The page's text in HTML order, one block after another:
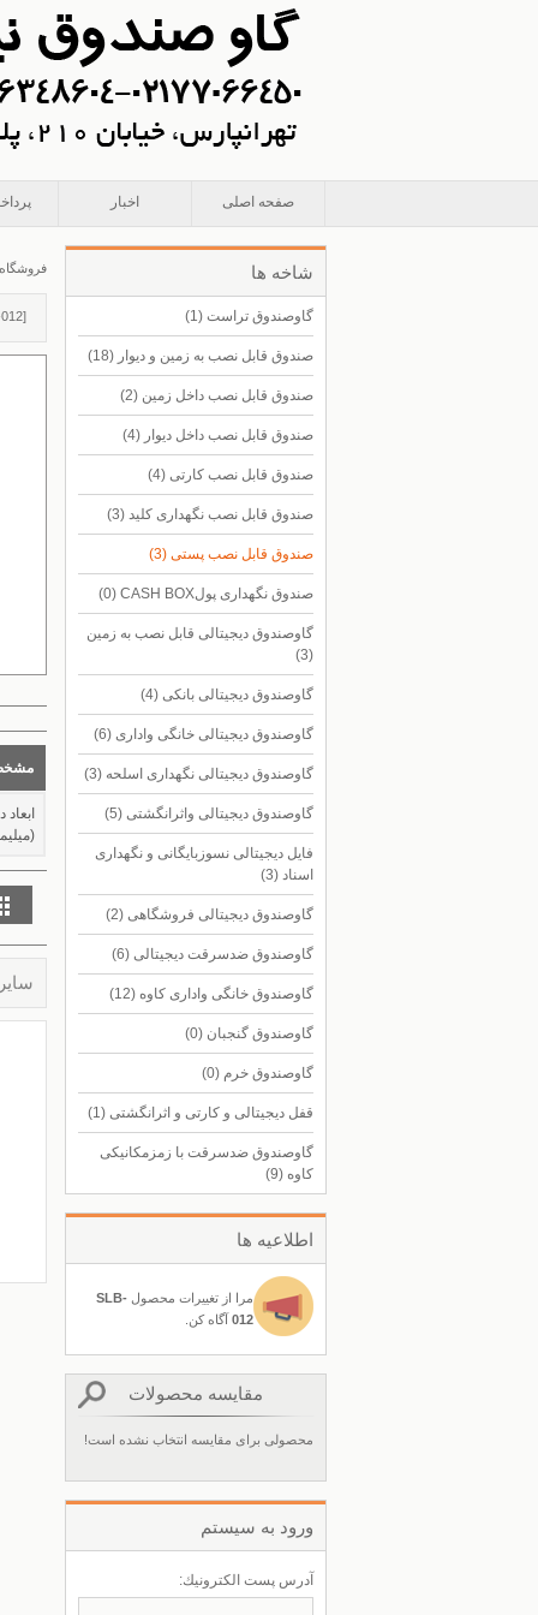
صفحه اصلی اخبار
شاخه ها
گاوصندوق تراست(1)
صندوق قابل نصب به زمین و دیوار(18)
صندوق قابل نصب داخل زمین(2)
صندوق قابل نصب داخل دیوار(4)
صندوق قابل نصب کارتی(4)
صندوق قابل نصب نگهداری کلید(3)
صندوق قابل نصب پستی(3)
صندوق نگهداری پولCASH BOX (0)
گاوصندوق دیجیتالی قابل نصب به زمین
(3)
گاوصندوق دیجیتالی بانکی(4)
گاوصندوق دیجیتالی خانگی واداری(6)
گاوصندوق دیجیتالی نگهداری اسلحه(3)
گاوصندوق دیجیتالی واثرانگشتی(5)
فایل دیجیتالی نسوزبایگانی و نگهداری
اسناد(3)
گاوصندوق دیجیتالی فروشگاهی(2)
گاوصندوق ضدسرقت دیجیتالی(6)
گاوصندوق خانگی واداری کاوه(12)
گاوصندوق گنجبان(0)
گاوصندوق خرم(0)
قفل دیجیتالی و کارتی و اثرانگشتی(1)
گاوصندوق ضدسرقت با زمزمکانیکی
کاوه(9)
اطلاعيه ها
مرا از تغييرات محصولSLB-
012 آگاه كن.
مقایسه محصولات
محصولی برای مقایسه انتخاب نشده است!
ورود به سيستم
آدرس پست الكترونيك:
]